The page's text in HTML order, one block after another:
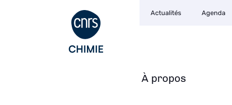
Navigation
À propos
secondaire
Actualités Agenda